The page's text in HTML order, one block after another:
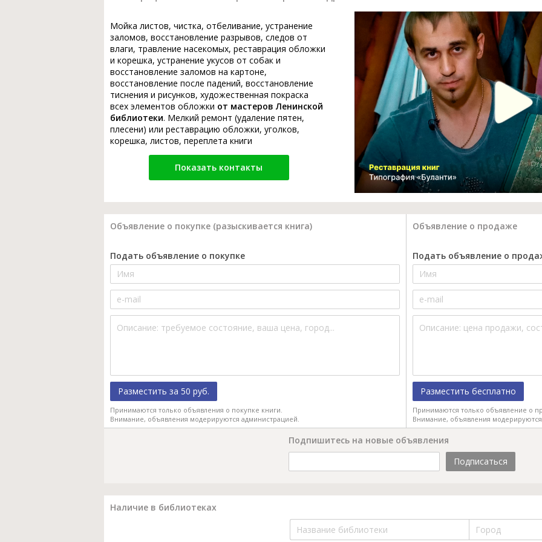
Мойка листов, чистка, отбеливание, устранение
заломов, восстановление разрывов, следов от
влаги, травление насекомых, реставрация обложки
и корешка, устранение укусов от собак и
восстановление заломов на картоне,
восстановление после падений, восстановление
тиснения и рисунков, художественная покраска
всех элементов обложки от мастеров Ленинской
библиотеки. Мелкий ремонт (удаление пятен,
плесени) или реставрацию обложки, уголков,
корешка, листов, переплета книги
Показать контакты
Объявление о покупке (разыскивается книга) Объявление о продаже
Подать объявление о покупке
Разместить за 50 руб.
Принимаются только объявления о покупке книги.
Внимание, объявления модерируются администрацией.
Подать объявление о
Разместить бесплатно
Принимаются только объявление о
Внимание, объявления
Подпишитесь на новые объявления
Подписаться
Наличие в библиотеках